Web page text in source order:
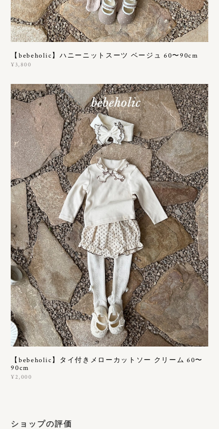
【bebeholic】ハニーニットスーツ ベージュ 60〜90cm
¥3,800
【bebeholic】タイ付きメローカットソー クリーム 60〜
90cm
¥2,000
ショップの評価